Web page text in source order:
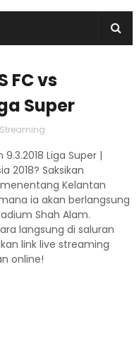
FC vs
Super
Liga Super |
2018? Saksikan
Kelantan
ia akan berlangsung
Shah Alam.
langsung di saluran
link live streaming
online!